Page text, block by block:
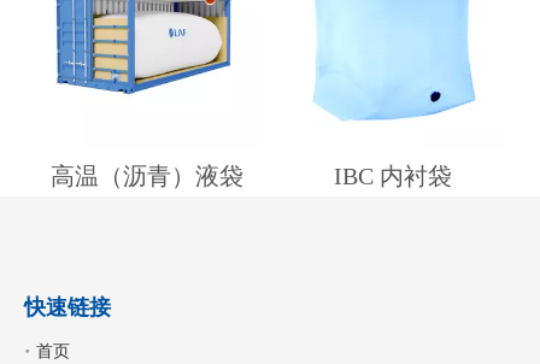
高温（沥青）液袋 IBC 内衬袋
快速链接
首页